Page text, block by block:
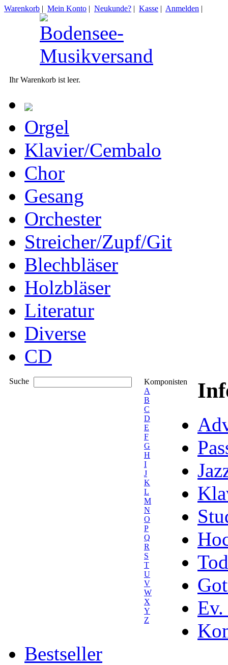
Warenkorb | Mein Konto | Neukunde? | Kasse | Anmelden |
Ihr Warenkorb ist leer.
Orgel
Klavier/Cembalo
Chor
Gesang
Orchester
Streicher/Zupf/Git
Blechbläser
Holzbläser
Literatur
Diverse
CD
Suche
Komponisten
A
B
C
D
E
F
G
H
I
J
K
L
M
N
O
P
Q
R
S
T
U
V
W
X
Y
Z
Ev.
Bestseller